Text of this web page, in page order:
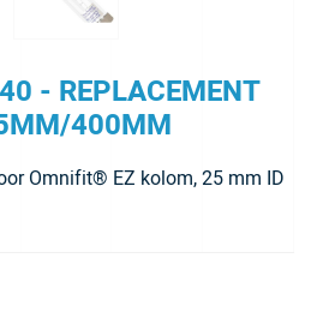
- REPLACEMENT
400MM
Omnifit® EZ kolom, 25 mm ID